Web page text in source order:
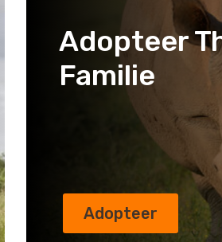
Adopteer
Familie
Adopteer